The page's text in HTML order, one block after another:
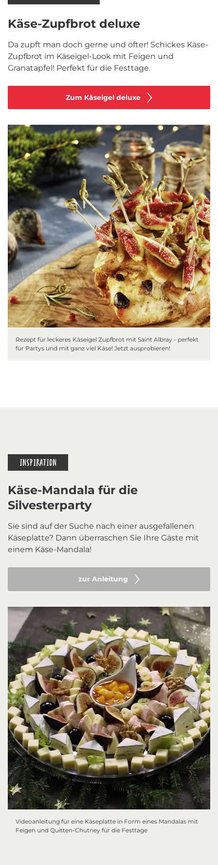
Käse-Zupfbrot deluxe
Da zupft man doch gerne und öfter! Schickes Käse-
Zupfbrot im Käseigel-Look mit Feigen und
Granatapfel! Perfekt für die Festtage.
Zum Käseigel deluxe
Rezept für leckeres Käseigel Zupfbrot mit Saint Albray - perfekt
für Partys und mit ganz viel Käse! Jetzt ausprobieren!
INSPIRATION
Käse-Mandala für die
Silvesterparty
Sie sind auf der Suche nach einer ausgefallenen
Käseplatte? Dann überraschen Sie Ihre Gäste mit
einem Käse-Mandala!
zur Anleitung
Videoanleitung für eine Käseplatte in Form eines Mandalas mit
Feigen und Quitten-Chutney für die Festtage